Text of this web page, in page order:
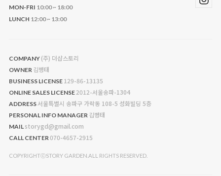
MON-FRI 10:00 ~ 18:00
LUNCH 12:00 ~ 13:00
COMPANY (주) 더샵스토리
OWNER 김병태
BUSINESS LICENSE 129-86-13135
ONLINE SALES LICENSE 2012-서울송파-1304
ADDRESS서울특별시 송파구 가락동 108-5 성화빌딩 5층
PERSONAL INFO MANAGER 김병태
MAIL storygd@gmail.com
CALL CENTER070-4657-2915
COPYRIGHTⓒSTORY GARDEN.ALL RIGHTS RESERVED.